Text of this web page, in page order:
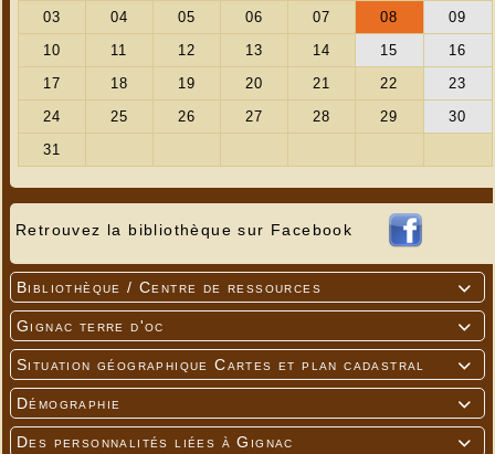
Retrouvez la bibliothèque sur Facebook

Bibliothèque / Centre de ressources

Gignac terre d'oc

Situation géographique Cartes et plan cadastral

Démographie

Des personnalités liées à Gignac